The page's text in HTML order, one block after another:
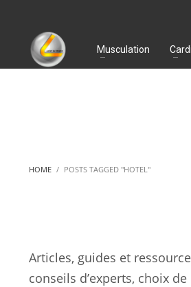
Musculation
HOME POSTS TAGGED "HOTEL"
Articles, guides et
conseils d’experts, choix